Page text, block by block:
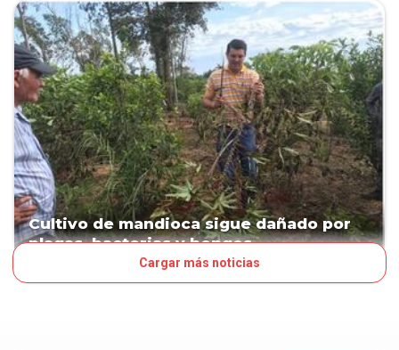
Cultivo de mandioca sigue dañado por
plagas, bacterias y hongos
Cargar más noticias